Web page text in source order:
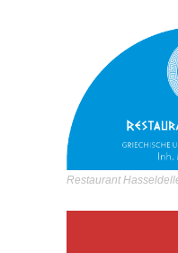
Restaurant